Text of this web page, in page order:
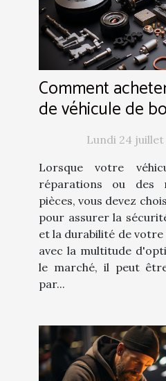
Comment
de véhicule de
Lundi 24 juillet
Lorsque votre
réparations ou des
pièces, vous devez
pour assurer la
et la durabilité de
avec la multitude
le marché, il peut
par...